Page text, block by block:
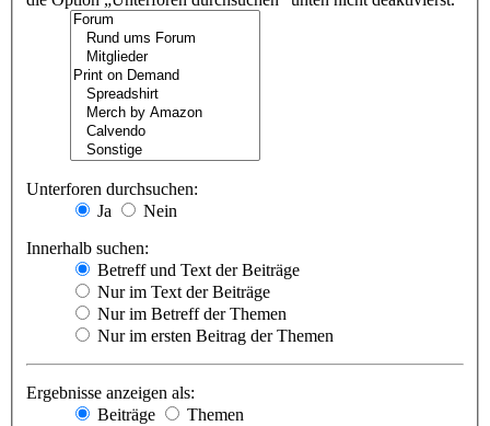
Unterforen durchsuchen:
Ja
Nein
Innerhalb suchen:
Betreff und Text der Beiträge
Nur im Text der Beiträge
Nur im Betreff der Themen
Nur im ersten Beitrag der Themen
Ergebnisse anzeigen als:
Beiträge
Themen